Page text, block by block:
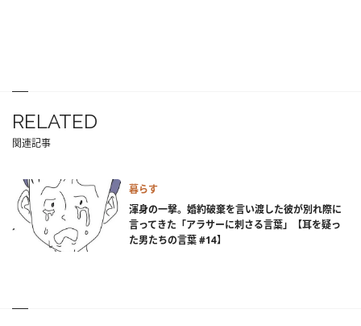
RELATED
関連記事
暮らす
渾身の一撃。婚約破棄を言い渡した彼が別れ際に
言ってきた「アラサーに刺さる言葉」【耳を疑っ
た男たちの言葉 #14】